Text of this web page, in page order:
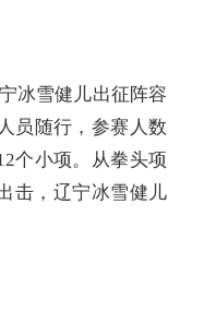
冰雪健儿出征阵容
员随行，参赛人数
个小项。从拳头项
击，辽宁冰雪健儿